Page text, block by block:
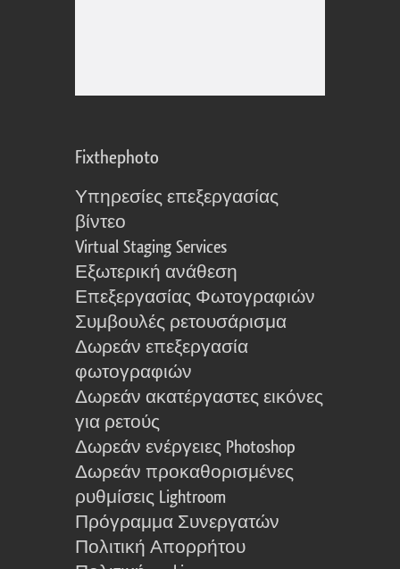
Fixthephoto
Υπηρεσίες επεξεργασίας
βίντεο
Virtual Staging Services
Εξωτερική ανάθεση
Επεξεργασίας Φωτογραφιών
Συμβουλές ρετουσάρισμα
Δωρεάν επεξεργασία
φωτογραφιών
Δωρεάν ακατέργαστες εικόνες
για ρετούς
Δωρεάν ενέργειες Photoshop
Δωρεάν προκαθορισμένες
ρυθμίσεις Lightroom
Πρόγραμμα Συνεργατών
Πολιτική Απορρήτου